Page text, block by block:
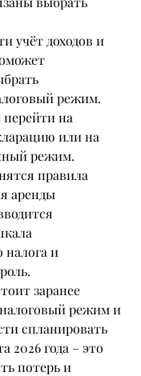
учёт доходов и
режим.
перейти на
или на
режим.
правила
аренды
налога и
заранее
режим и
спланировать
2026 года – это
потерь и